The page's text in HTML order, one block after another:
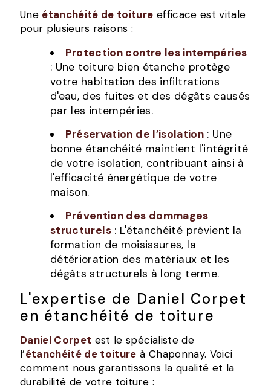
Une étanchéité de toiture efficace est vitale
pour plusieurs raisons :
Protection contre les intempéries
: Une toiture bien étanche protège
votre habitation des infiltrations
d'eau, des fuites et des dégâts causés
par les intempéries.
Préservation de l’isolation : Une
bonne étanchéité maintient l'intégrité
de votre isolation, contribuant ainsi à
l'efficacité énergétique de votre
maison.
Prévention des dommages
structurels: L'étanchéité prévient la
formation de moisissures, la
détérioration des matériaux et les
dégâts structurels à long terme.
L'expertise de Daniel Corpet
en étanchéité de toiture
Daniel Corpet est le spécialiste de
l’étanchéité de toiture à Chaponnay. Voici
comment nous garantissons la qualité et la
durabilité de votre toiture :